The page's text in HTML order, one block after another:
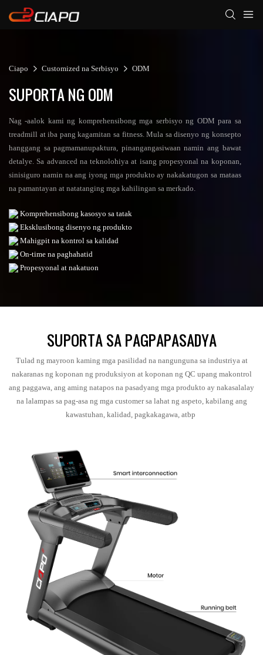
Ciapo Customized na Serbisyo ODM
SUPORTA NG ODM
Nag -aalok kami ng komprehensibong mga serbisyo ng ODM para sa
treadmill at iba pang kagamitan sa fitness. Mula sa disenyo ng konsepto
hanggang sa pagmamanupaktura, pinangangasiwaan namin ang bawat
detalye. Sa advanced na teknolohiya at isang propesyonal na koponan,
sinisiguro namin na ang iyong mga produkto ay nakakatugon sa mataas
na pamantayan at natatanging mga kahilingan sa merkado.
Komprehensibong kasosyo sa tatak
Eksklusibong disenyo ng produkto
Mahigpit na kontrol sa kalidad
On-time na paghahatid
Propesyonal at nakatuon
SUPORTA SA PAGPAPASADYA
Tulad ng mayroon kaming mga pasilidad na nangunguna sa industriya at
nakaranas ng koponan ng produksiyon at koponan ng QC upang makontrol
ang paggawa, ang aming natapos na pasadyang mga produkto ay nakasalalay
na lalampas sa pag-asa ng mga customer sa lahat ng aspeto, kabilang ang
kawastuhan, kalidad, pagkakagawa, atbp